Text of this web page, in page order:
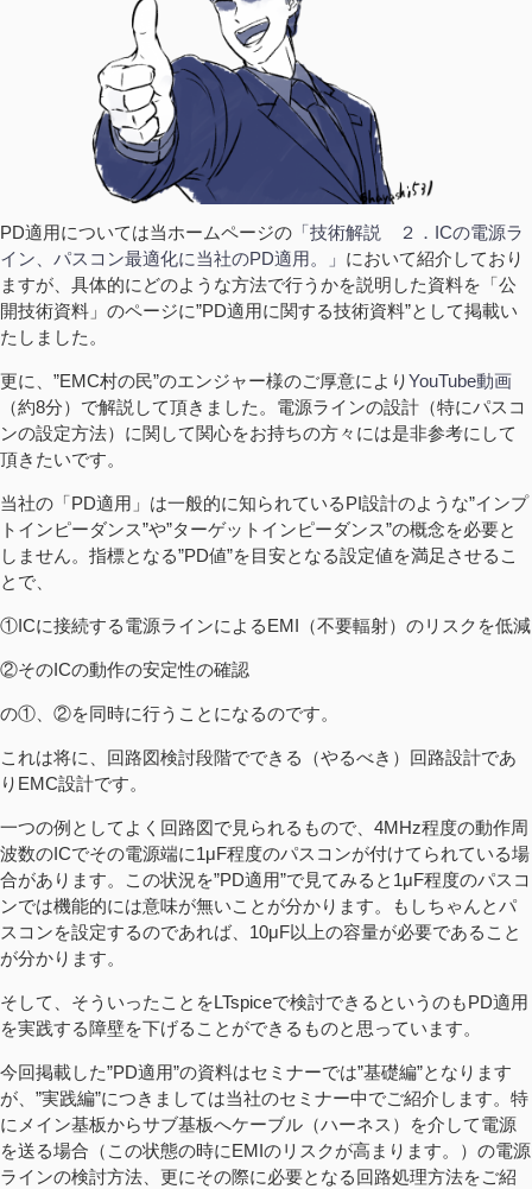
PD適用については当ホームページの 「技術解説 ２．ICの電源ラ
イン、パスコン最適化に当社のPD適用。」 において紹介しており
ますが、具体的にどのような方法で行うかを説明した資料を「公
開技術資料」のページに”PD適用に関する技術資料”として掲載い
たしました。
更に、”EMC村の民”のエンジャー様のご厚意によりYouTube動画
（約8分）で解説して頂きました。電源ラインの設計（特にパスコ
ンの設定方法）に関して関心をお持ちの方々には是非参考にして
頂きたいです。
当社の「PD適用」は一般的に知られているPI設計のような”インプ
トインピーダンス”や”ターゲットインピーダンス”の概念を必要と
しません。指標となる”PD値”を目安となる設定値を満足させるこ
とで、
①ICに接続する電源ラインによるEMI（不要輻射）のリスクを低減
②そのICの動作の安定性の確認
の①、②を同時に行うことになるのです。
これは将に、回路図検討段階でできる（やるべき）回路設計であ
りEMC設計です。
一つの例としてよく回路図で見られるもので、4MHz程度の動作周
波数のICでその電源端に1μF程度のパスコンが付けてられている場
合があります。この状況を”PD適用”で見てみると1μF程度のパスコ
ンでは機能的には意味が無いことが分かります。もしちゃんとパ
スコンを設定するのであれば、10μF以上の容量が必要であること
が分かります。
そして、そういったことをLTspiceで検討できるというのもPD適用
を実践する障壁を下げることができるものと思っています。
今回掲載した”PD適用”の資料はセミナーでは”基礎編”となります
が、”実践編”につきましては当社のセミナー中でご紹介します。特
にメイン基板からサブ基板へケーブル（ハーネス）を介して電源
を送る場合（この状態の時にEMIのリスクが高まります。）の電源
ラインの検討方法、更にその際に必要となる回路処理方法をご紹